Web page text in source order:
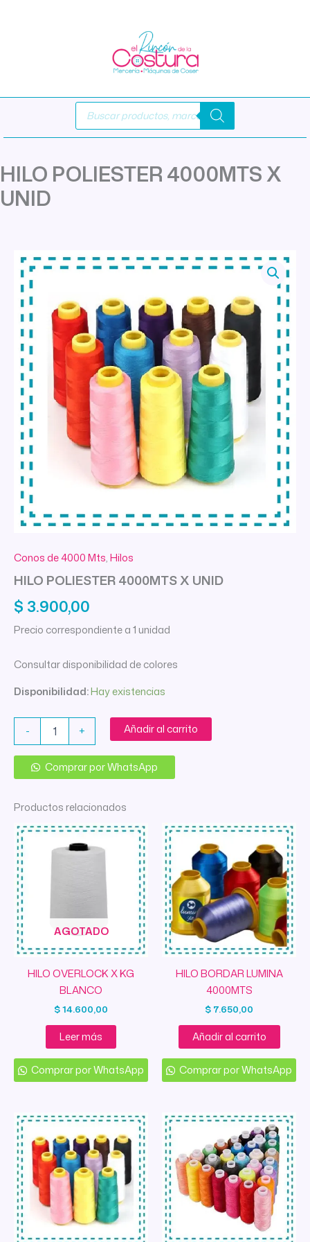
Búsqueda
productos
HILO POLIESTER 4000MTS X
UNID
Conos de 4000 Mts,Hilos
HILO POLIESTER 4000MTS X UNID
$ 3.900,00
Precio correspondiente a 1 unidad
Consultar disponibilidad de colores
Disponibilidad:Hay existencias
-
POLIESTER
UNID
+ Añadir al carrito
Comprar por WhatsApp
Productos relacionados
AGOTADO
HILO OVERLOCK X KG
BLANCO
$14.600,00
Leer más
Comprar por WhatsApp
HILO BORDAR LUMINA
4000MTS
$ 7.650,00
Añadir al carrito
Comprar por WhatsApp